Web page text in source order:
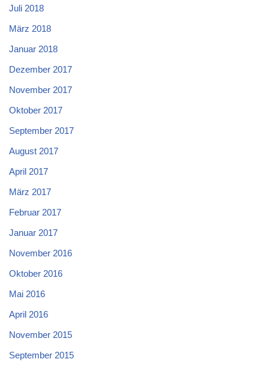
Juli 2018
März 2018
Januar 2018
Dezember 2017
November 2017
Oktober 2017
September 2017
August 2017
April 2017
März 2017
Februar 2017
Januar 2017
November 2016
Oktober 2016
Mai 2016
April 2016
November 2015
September 2015